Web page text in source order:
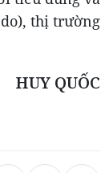
thị trường
HUY QUỐC